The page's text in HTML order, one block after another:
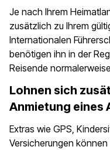
Je nach Ihrem
zusätzlich zu Ihrem
Internationalen
benötigen ihn in der
Reisende
Lohnen sich
Anmietung eines
Extras wie GPS,
Versicherungen